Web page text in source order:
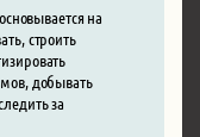
на
строить
добывать
за